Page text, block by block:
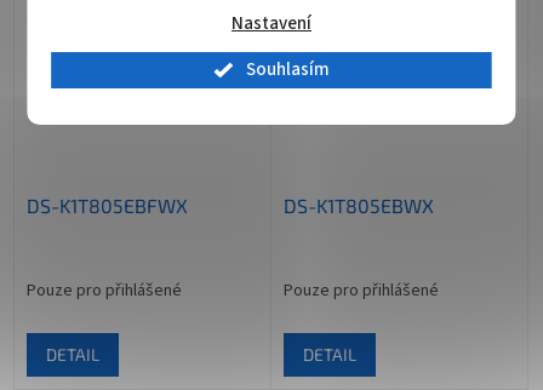
Nastavení
Souhlasím
DS-K1T805EBFWX
Pouze pro přihlášené
DETAIL
DS-K1T805EBWX
Pouze pro přihlášené
DETAIL